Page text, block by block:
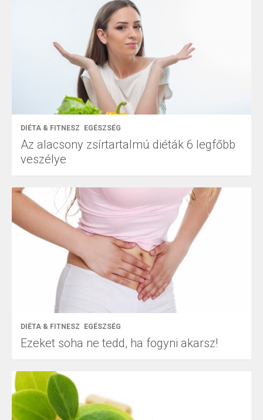
DIÉTA & FITNESZ EGÉSZSÉG
Az alacsony zsírtartalmú diéták 6 legfőbb
veszélye
DIÉTA & FITNESZ EGÉSZSÉG
Ezeket soha ne tedd, ha fogyni akarsz!